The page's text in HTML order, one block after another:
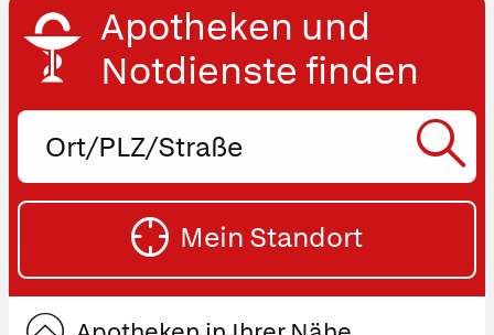
Apotheken und
Notdienste finden
Ort,
oder
Straße
Mein Standort